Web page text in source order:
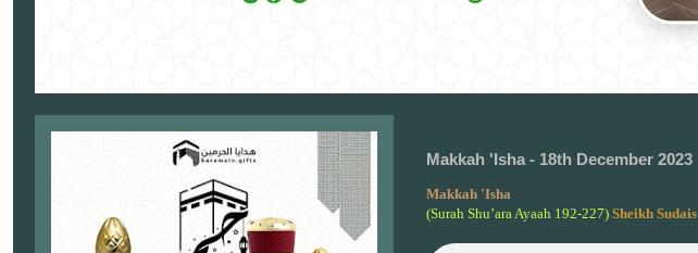
Makkah 'Isha - 18th December 2023
Makkah 'Isha
(Surah Shu’ara Ayaah 192-227) Sheikh Sudais